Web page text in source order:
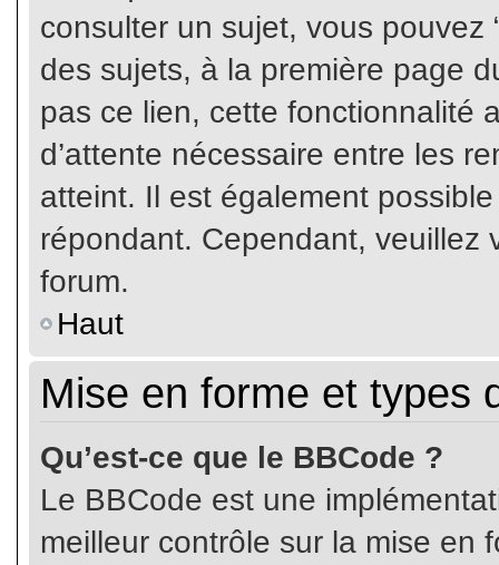
consulter un sujet, vous pouvez
des sujets, à la première page
pas ce lien, cette fonctionnalité
d’attente nécessaire entre les
atteint. Il est également
répondant. Cependant, veuillez
forum.
Haut
Mise en forme et types
Qu’est-ce que le BBCode ?
Le BBCode est une
meilleur contrôle sur la mise en